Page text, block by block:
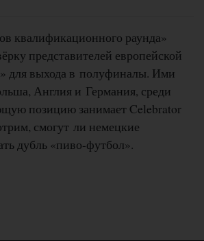
квалификационного раунда»
представителей европейской
для выхода в полуфиналы. Ими
Англия и Германия, среди
позицию занимает Celebrator
смогут ли немецкие
дубль «пиво-футбол».